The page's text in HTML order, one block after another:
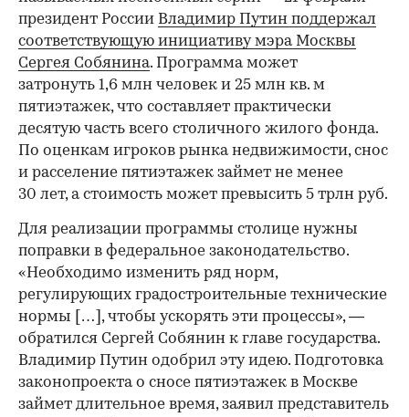
президент России Владимир Путин поддержал
соответствующую инициативу мэра Москвы
Сергея Собянина. Программа может
затронуть 1,6 млн человек и 25 млн кв. м
пятиэтажек, что составляет практически
десятую часть всего столичного жилого фонда.
По оценкам игроков рынка недвижимости, снос
и расселение пятиэтажек займет не менее
30 лет, а стоимость может превысить 5 трлн руб.
Для реализации программы столице нужны
поправки в федеральное законодательство.
«Необходимо изменить ряд норм,
регулирующих градостроительные технические
нормы […], чтобы ускорять эти процессы», —
обратился Сергей Собянин к главе государства.
Владимир Путин одобрил эту идею. Подготовка
законопроекта о сносе пятиэтажек в Москве
займет длительное время, заявил представитель